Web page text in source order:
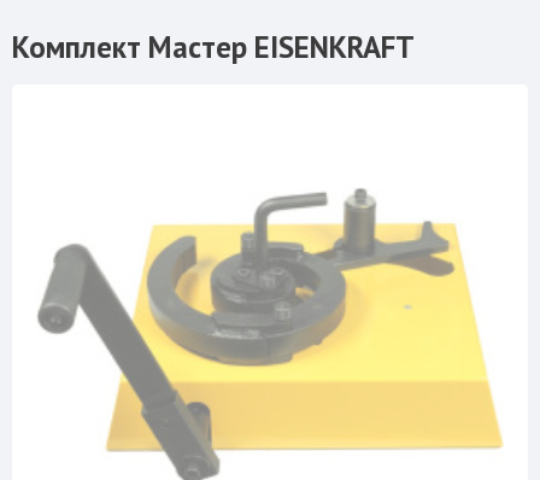
Комплект Мастер EISENKRAFT